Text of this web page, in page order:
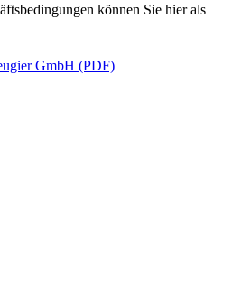
können Sie hier als
GmbH (PDF)